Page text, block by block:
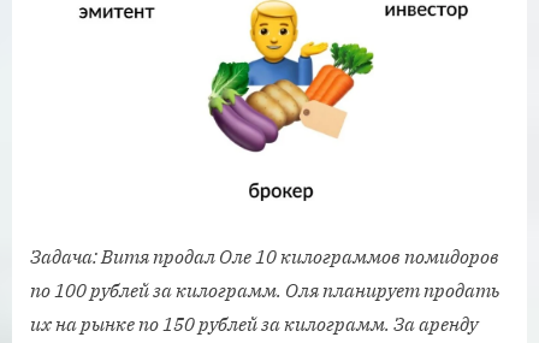
Задача: Витя продал Оле 10 килограммов помидоров
по 100 рублей за килограмм. Оля планирует продать
их на рынке по 150 рублей за килограмм. За аренду